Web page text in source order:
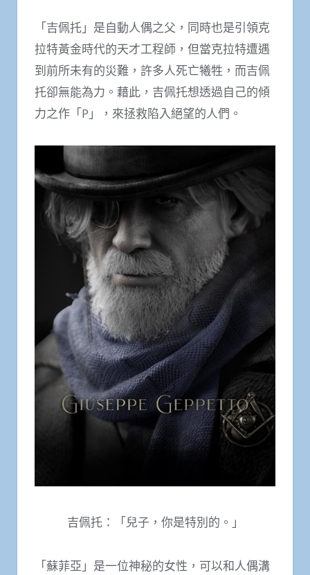
「吉佩托」是自動人偶之父，同時也是引領克
拉特黃金時代的天才工程師，但當克拉特遭遇
到前所未有的災難，許多人死亡犧牲，而吉佩
托卻無能為力。藉此，吉佩托想透過自己的傾
力之作「P」，來拯救陷入絕望的人們。
吉佩托：「兒子，你是特別的。」
「蘇菲亞」是一位神秘的女性，可以和人偶溝